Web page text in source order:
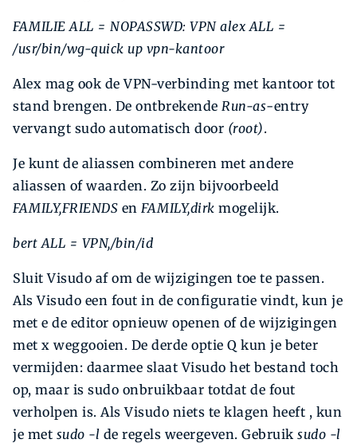
FAMILIE ALL = NOPASSWD: VPN alex ALL =
/usr/bin/wg-quick up vpn-kantoor
Alex mag ook de VPN-verbinding met kantoor tot
stand brengen. De ontbrekende Run-as-entry
vervangt sudo automatisch door (root).
Je kunt de aliassen combineren met andere
aliassen of waarden. Zo zijn bijvoorbeeld
FAMILY,FRIENDS en FAMILY,dirk mogelijk.
bert ALL = VPN,/bin/id
Sluit Visudo af om de wijzigingen toe te passen.
Als Visudo een fout in de configuratie vindt, kun je
met e de editor opnieuw openen of de wijzigingen
met x weggooien. De derde optie Q kun je beter
vermijden: daarmee slaat Visudo het bestand toch
op, maar is sudo onbruikbaar totdat de fout
verholpen is. Als Visudo niets te klagen heeft , kun
je met sudo -l de regels weergeven. Gebruik sudo -l